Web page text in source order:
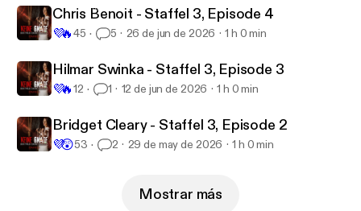
Keine Gnade
Chris Benoit - Staffel 3, Episode 4
💜🔥45 5 26 de jun de 2026 1 h 0 min
Hilmar Swinka - Staffel 3, Episode 3
💜🔥12 1 12 de jun de 2026 1 h 0 min
Bridget Cleary - Staffel 3, Episode 2
💜😲53 2 29 de may de 2026 1 h 0 min
Mostrar más